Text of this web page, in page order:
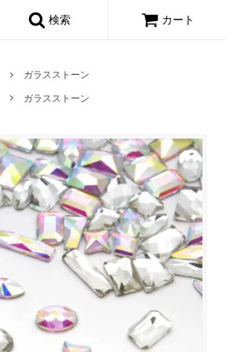
検索 カート
ガラスストーン
ガラスストーン